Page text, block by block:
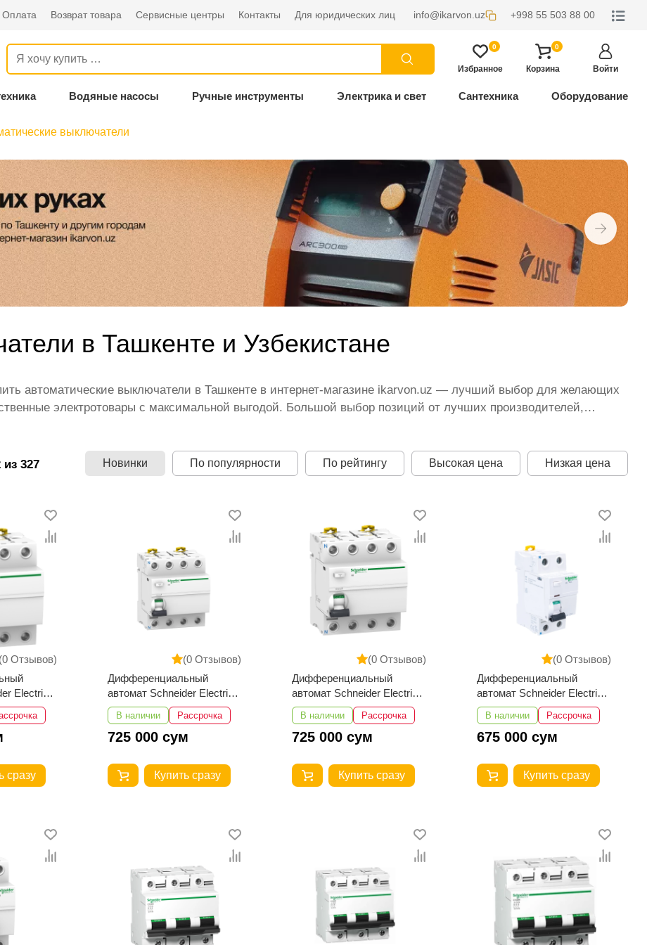
Оплата Возврат товара Сервисные центры Контакты Для юридических лиц info@ikarvon.uz +998 55 503 88 00
0
Избранное
0
Корзина Войти
Водяные насосы Ручные инструменты Электрика и свет Сантехника Оборудование
выключатели
в Ташкенте и Узбекистане
автоматические выключатели в Ташкенте в интернет-магазине ikarvon.uz — лучший выбор для желающих
электротовары с максимальной выгодой. Большой выбор позиций от лучших производителей,
быстрая и недорогая доставка — все это дополняют услуги опытных консультантов нашей компании.
сокращать затраты на приобретение такой продукции.
из 327 Новинки По популярности По рейтингу Высокая цена Низкая цена
Отзывов)
Electric
63A 30мА
сразу
(0 Отзывов)
Дифференциальный
автомат Schneider Electric
A9R41440 iID 4P 40A 30мА
В наличии Рассрочка
725 000 сум
Купить сразу
(0 Отзывов)
Дифференциальный
автомат Schneider Electric
A9R41425 Acti 9 УЗО iID 4P
25А 30мА
В наличии Рассрочка
725 000 сум
Купить сразу
(0 Отзывов)
Дифференциальный
автомат Schneider Electric
A9R41240 iID 2P 40A 30мА
AC
В наличии Рассрочка
675 000 сум
Купить сразу